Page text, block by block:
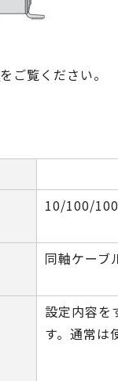
をご覧ください。
10/100/
同軸ケーブ
設定内容を
す。通常は